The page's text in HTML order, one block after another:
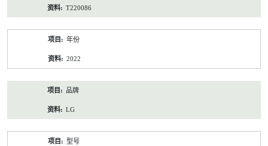
T220086
年份
2022
品牌
LG
型号